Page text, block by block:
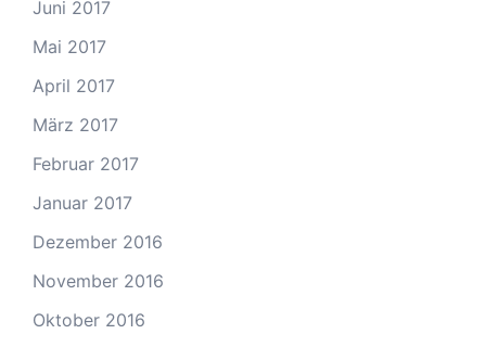
Juni 2017
Mai 2017
April 2017
März 2017
Februar 2017
Januar 2017
Dezember 2016
November 2016
Oktober 2016